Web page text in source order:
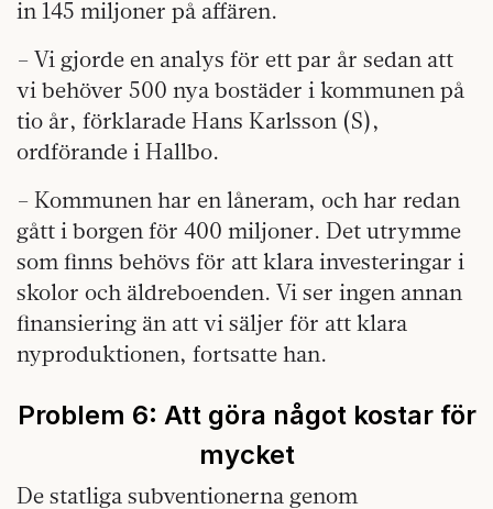
in 145 miljoner på affären.
– Vi gjorde en analys för ett par år sedan att
vi behöver 500 nya bostäder i kommunen på
tio år, förklarade Hans Karlsson (S),
ordförande i Hallbo.
– Kommunen har en låneram, och har redan
gått i borgen för 400 miljoner. Det utrymme
som finns behövs för att klara investeringar i
skolor och äldreboenden. Vi ser ingen annan
finansiering än att vi säljer för att klara
nyproduktionen, fortsatte han.
Problem 6: Att göra något kostar för
mycket
De statliga subventionerna genom